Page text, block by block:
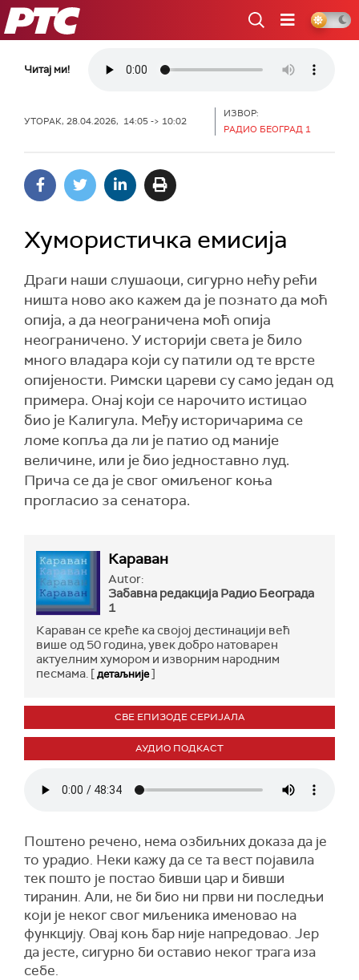
РТС
Читај ми!
УТОРАК, 28.04.2026, 14:05 -> 10:02
ИЗВОР:
РАДИО БЕОГРАД 1
Хумористичка емисија
Драги наши слушаоци, сигурно нећу рећи
ништа ново ако кажем да је познато да моћ
опија, а да неограничена моћ опија
неограничено. У историји света је било
много владара који су патили од те врсте
опијености. Римски цареви су само један од
примера. Онај који се нарочито истицао
био је Калигула. Међу историчарима се
ломе копља да ли је патио од маније
величине, или је био једноставно луд.
Прича се да је свог омиљеног коња
прогласио за сенатора.
Караван
Autor:
Забавна редакција Радио Бeограда
1
Караван се креће ка својој дестинацији већ
више од 50 година, увек добро натоварен
актуелним хумором и изворним народним
песмама. [детаљније]
СВЕ ЕПИЗОДЕ СЕРИЈАЛА
АУДИО ПОДКАСТ
Поштено речено, нема озбиљних доказа да је
то урадио. Неки кажу да се та вест појавила
тек пошто је постао бивши цар и бивши
тиранин. Али, не би био ни први ни последњи
који је неког свог миљеника именовао на
функцију. Овај коњ бар није напредовао. Јер
да јесте, сигурно би оставио неког трага иза
себе.